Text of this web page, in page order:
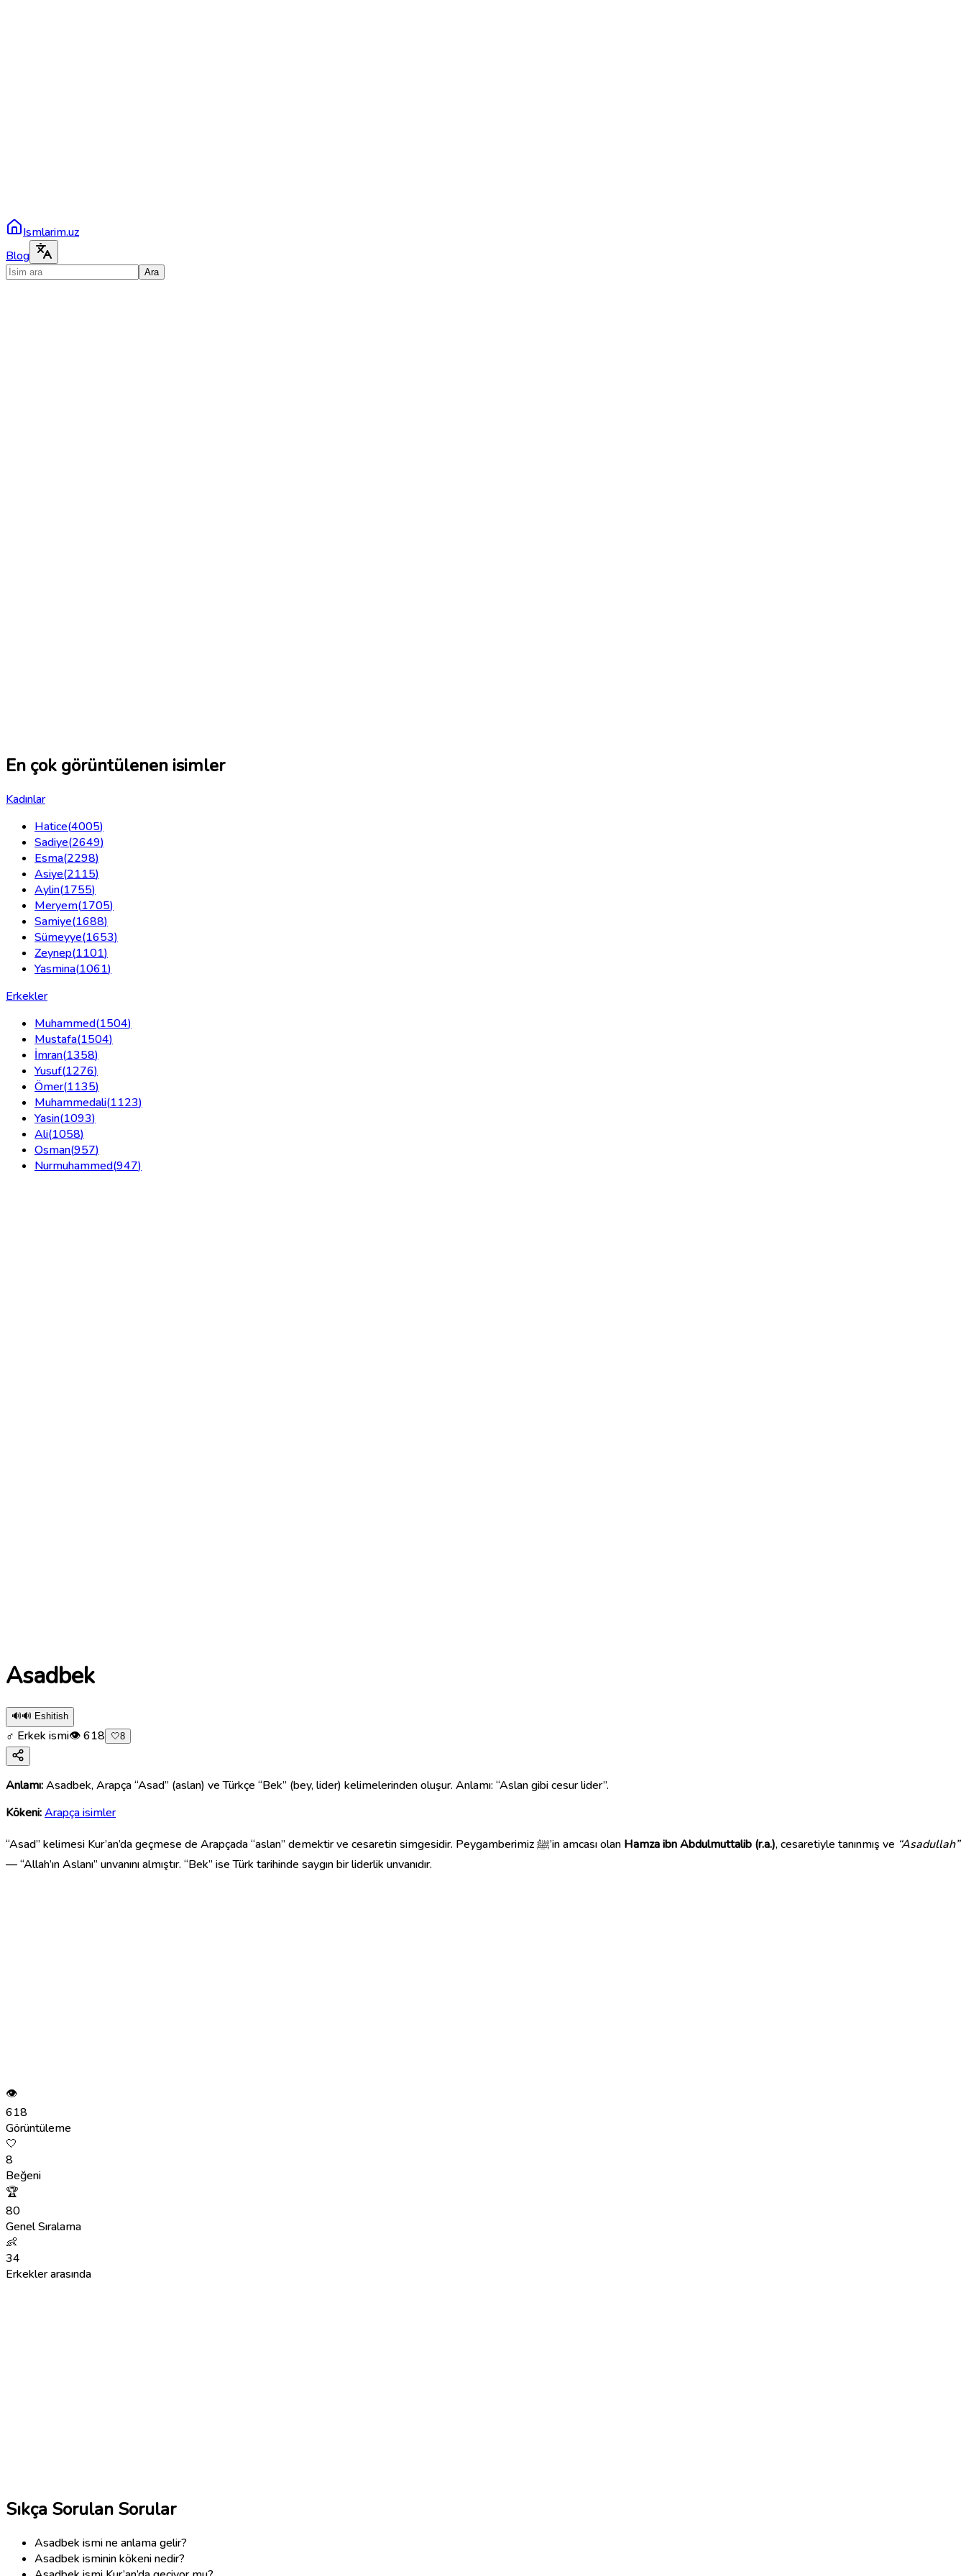
Ismlarim.uz
Blog
Ara
En çok görüntülenen isimler
Kadınlar
Hatice(4005)
Sadiye(2649)
Esma(2298)
Asiye(2115)
Aylin(1755)
Meryem(1705)
Samiye(1688)
Sümeyye(1653)
Zeynep(1101)
Yasmina(1061)
Erkekler
Muhammed(1504)
Mustafa(1504)
İmran(1358)
Yusuf(1276)
Ömer(1135)
Muhammedali(1123)
Yasin(1093)
Ali(1058)
Osman(957)
Nurmuhammed(947)
Asadbek
🔊🔊 Eshitish
♂ Erkek ismi👁618 🤍8
Anlamı:Asadbek, Arapça “Asad” (aslan) ve Türkçe “Bek” (bey, lider) kelimelerinden oluşur. Anlamı: “Aslan gibi cesur lider”.
Kökeni:Arapça isimler
“Asad” kelimesi Kur’an’da geçmese de Arapçada “aslan” demektir ve cesaretin simgesidir. Peygamberimiz ﷺ’in amcası olan Hamza ibn Abdulmuttalib (r.a.), cesaretiyle tanınmış ve “Asadullah”
— “Allah’ın Aslanı” unvanını almıştır. “Bek” ise Türk tarihinde saygın bir liderlik unvanıdır.
👁
618
Görüntüleme
🤍
8
Beğeni
🏆
80
Genel Sıralama
👶
34
Erkekler arasında
Sıkça Sorulan Sorular
Asadbek ismi ne anlama gelir?
Asadbek isminin kökeni nedir?